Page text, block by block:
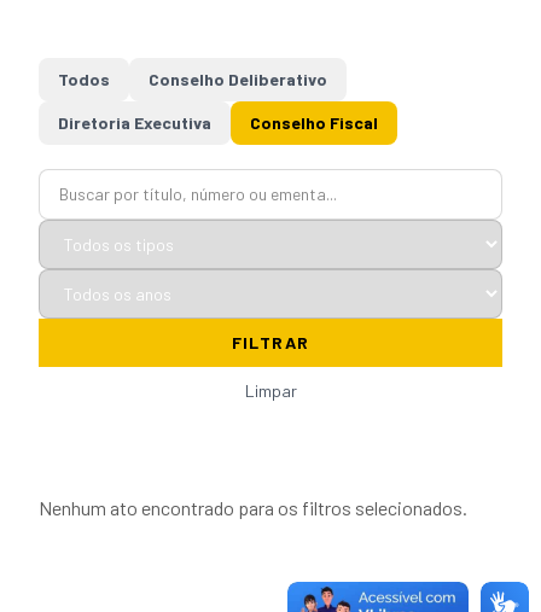
Todos Conselho Deliberativo
Diretoria Executiva Conselho Fiscal
FILTRAR
Limpar
Nenhum ato encontrado para os filtros selecionados.